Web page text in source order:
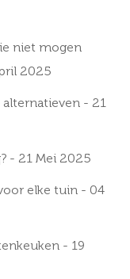
niet mogen
2025
- 21
- 21 Mei 2025
elke tuin - 04
- 19